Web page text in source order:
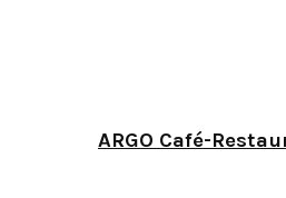
ARGO Café-